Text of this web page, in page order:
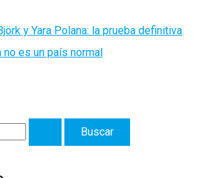
y Yara Polana: la prueba definitiva
es un país normal